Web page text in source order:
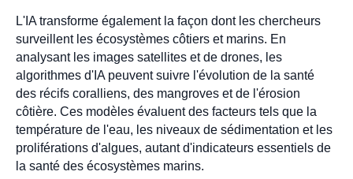
L'IA transforme également la façon dont les chercheurs
surveillent les écosystèmes côtiers et marins. En
analysant les images satellites et de drones, les
algorithmes d'IA peuvent suivre l'évolution de la santé
des récifs coralliens, des mangroves et de l'érosion
côtière. Ces modèles évaluent des facteurs tels que la
température de l'eau, les niveaux de sédimentation et les
proliférations d'algues, autant d'indicateurs essentiels de
la santé des écosystèmes marins.